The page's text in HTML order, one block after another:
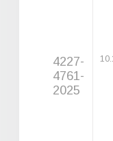
4227-
4761-
2025